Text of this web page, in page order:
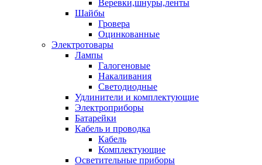
Веревки,шнуры,ленты
Шайбы
Гровера
Оцинкованные
Электротовары
Лампы
Галогеновые
Накаливания
Светодиодные
Удлинители и комплектующие
Электроприборы
Батарейки
Кабель и проводка
Кабель
Комплектующие
Осветительные приборы